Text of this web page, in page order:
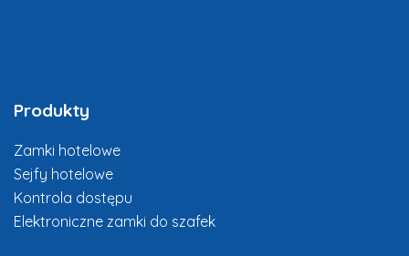
Produkty
Zamki hotelowe
Sejfy hotelowe
Kontrola dostępu
Elektroniczne zamki do szafek